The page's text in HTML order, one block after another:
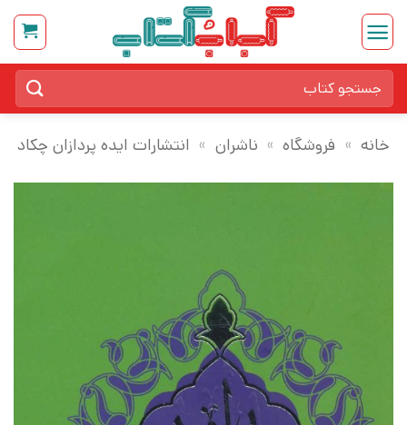
Skip
content
برای:
خانه » فروشگاه » ناشران » انتشارات ایده پردازان چکاد